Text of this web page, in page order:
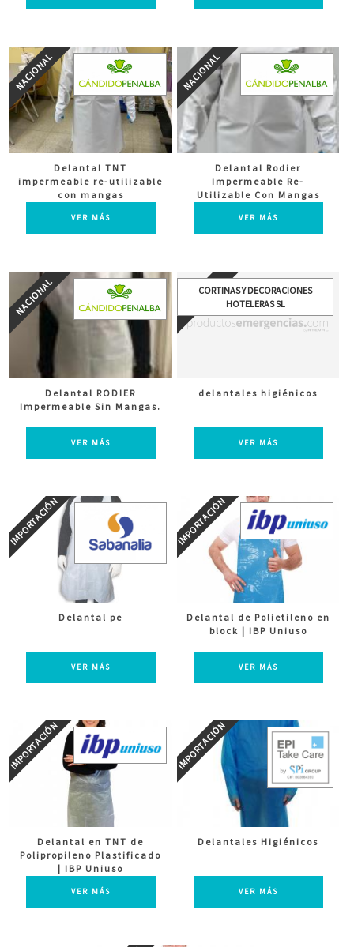
Delantal TNT
impermeable re-utilizable
con mangas
VER MÁS
Delantal Rodier
Impermeable Re-
Utilizable Con Mangas
VER MÁS
Delantal RODIER
Impermeable Sin Mangas.
VER MÁS
CORTINAS Y DECORACIONES
HOTELERAS SL
delantales higiénicos
VER MÁS
Delantal pe
VER MÁS
Delantal de Polietileno en
block | IBP Uniuso
VER MÁS
Delantal en TNT de
Polipropileno Plastificado
| IBP Uniuso
VER MÁS
Delantales Higiénicos
VER MÁS